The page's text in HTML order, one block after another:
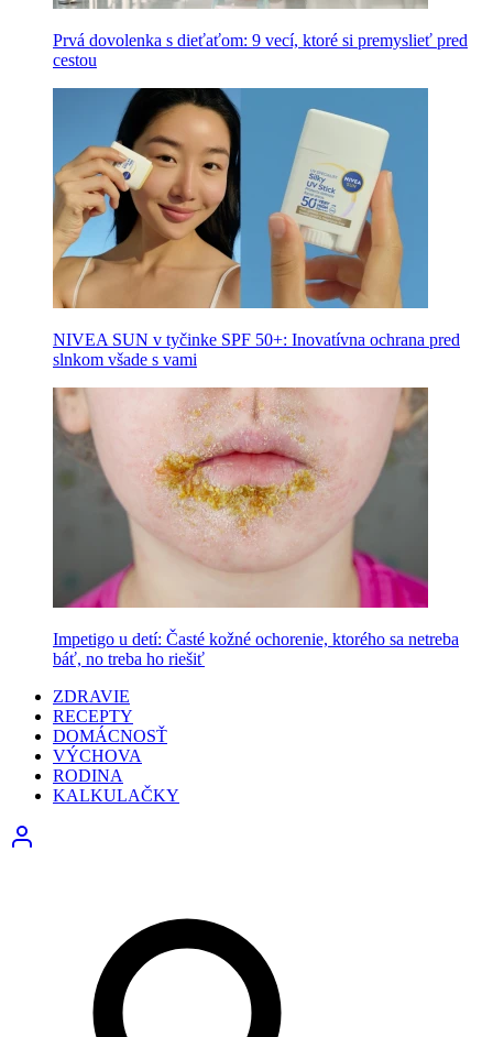
Prvá dovolenka s dieťaťom: 9 vecí, ktoré si premyslieť pred
cestou
NIVEA SUN v tyčinke SPF 50+: Inovatívna ochrana pred
slnkom všade s vami
Impetigo u detí: Časté kožné ochorenie, ktorého sa netreba
báť, no treba ho riešiť
ZDRAVIE
RECEPTY
DOMÁCNOSŤ
VÝCHOVA
RODINA
KALKULAČKY